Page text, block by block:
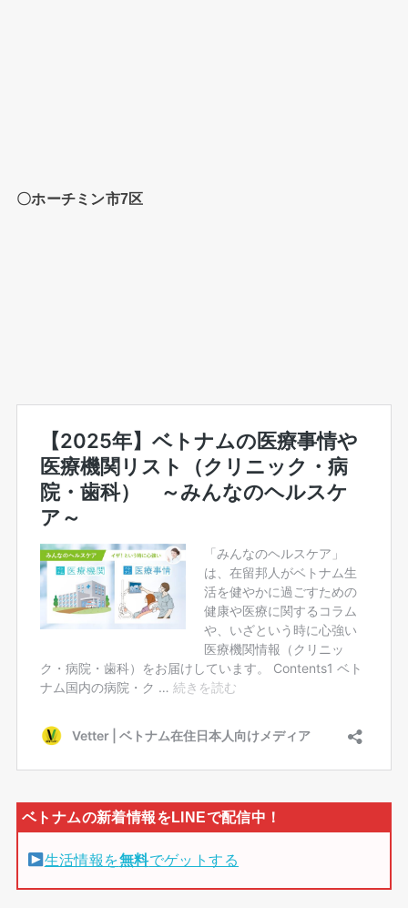
〇ホーチミン市7区
生活情報を無料でゲットする